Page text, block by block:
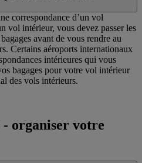
correspondance d’un vol
vol intérieur, vous devez passer les
avant de vous rendre au
Certains aéroports internationaux
intérieures qui vous
bagages pour votre vol intérieur
des vols intérieurs.
organiser votre